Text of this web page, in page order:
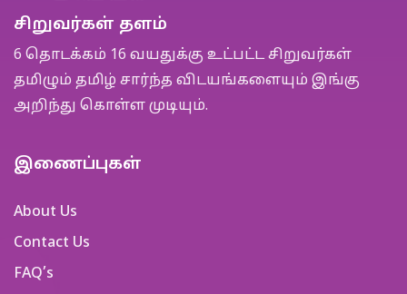
சிறுவர்கள் தளம்
6 தொடக்கம் 16 வயதுக்கு உட்பட்ட சிறுவர்கள்
தமிழும் தமிழ் சார்ந்த விடயங்களையும் இங்கு
அறிந்து கொள்ள முடியும்.
இணைப்புகள்
About Us
Contact Us
FAQ’s